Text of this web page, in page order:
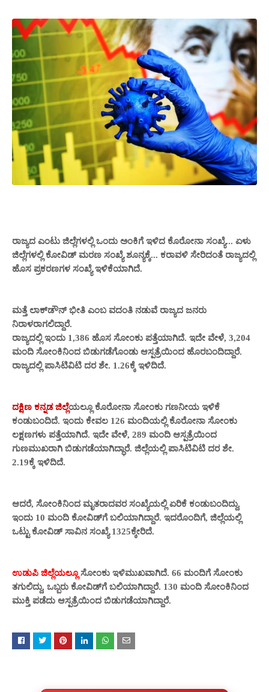
ರಾಜ್ಯದ ಎಂಟು ಜಿಲ್ಲೆಗಳಲ್ಲಿ ಒಂದು ಅಂಕಿಗೆ ಇಳಿದ ಕೊರೋನಾ ಸಂಖ್ಯೆ... ಏಳು
ಜಿಲ್ಲೆಗಳಲ್ಲಿ ಕೋವಿಡ್ ಮರಣ ಸಂಖ್ಯೆ ಶೂನ್ಯಕ್ಕೆ... ಕರಾವಳಿ ಸೇರಿದಂತೆ ರಾಜ್ಯದಲ್ಲಿ
ಹೊಸ ಪ್ರಕರಣಗಳ ಸಂಖ್ಯೆ ಇಳಿಕೆಯಾಗಿದೆ.
ಮತ್ತೆ ಲಾಕ್‌ಡೌನ್ ಭೀತಿ ಎಂಬ ವದಂತಿ ನಡುವೆ ರಾಜ್ಯದ ಜನರು
ನಿರಾಳರಾಗಲಿದ್ದಾರೆ.
ರಾಜ್ಯದಲ್ಲಿ ಇಂದು 1,386 ಹೊಸ ಸೋಂಕು ಪತ್ತೆಯಾಗಿದೆ. ಇದೇ ವೇಳೆ, 3,204
ಮಂದಿ ಸೋಂಕಿನಿಂದ ಬಿಡುಗಡೆಗೊಂಡು ಆಸ್ಪತ್ರೆಯಿಂದ ಹೊರಬಂದಿದ್ದಾರೆ.
ರಾಜ್ಯದಲ್ಲಿ ಪಾಸಿಟಿವಿಟಿ ದರ ಶೇ. 1.26ಕ್ಕೆ ಇಳಿದಿದೆ.
ದಕ್ಷಿಣ ಕನ್ನಡ ಜಿಲ್ಲೆಯಲ್ಲೂ ಕೊರೋನಾ ಸೋಂಕು ಗಣನೀಯ ಇಳಿಕೆ
ಕಂಡುಬಂದಿದೆ. ಇಂದು ಕೇವಲ 126 ಮಂದಿಯಲ್ಲಿ ಕೊರೋನಾ ಸೋಂಕು
ಲಕ್ಷಣಗಳು ಪತ್ತೆಯಾಗಿದೆ. ಇದೇ ವೇಳೆ, 289 ಮಂದಿ ಆಸ್ಪತ್ರೆಯಿಂದ
ಗುಣಮುಖರಾಗಿ ಬಿಡುಗಡೆಯಾಗಿದ್ಧಾರೆ. ಜಿಲ್ಲೆಯಲ್ಲಿ ಪಾಸಿಟಿವಿಟಿ ದರ ಶೇ.
2.19ಕ್ಕೆ ಇಳಿದಿದೆ.
ಆದರೆ, ಸೋಂಕಿನಿಂದ ಮೃತರಾದವರ ಸಂಖ್ಯೆಯಲ್ಲಿ ಏರಿಕೆ ಕಂಡುಬಂದಿದ್ದು,
ಇಂದು 10 ಮಂದಿ ಕೋವಿಡ್‌ಗೆ ಬಲಿಯಾಗಿದ್ದಾರೆ. ಇದರೊಂದಿಗೆ, ಜಿಲ್ಲೆಯಲ್ಲಿ
ಒಟ್ಟು ಕೋವಿಡ್ ಸಾವಿನ ಸಂಖ್ಯೆ 1325ಕ್ಕೇರಿದೆ.
ಉಡುಪಿ ಜಿಲ್ಲೆಯಲ್ಲೂ ಸೋಂಕು ಇಳಿಮುಖವಾಗಿದೆ. 66 ಮಂದಿಗೆ ಸೋಂಕು
ತಗುಲಿದ್ದು, ಒಬ್ಬರು ಕೋವಿಡ್‌ಗೆ ಬಲಿಯಾಗಿದ್ದಾರೆ. 130 ಮಂದಿ ಸೋಂಕಿನಿಂದ
ಮುಕ್ತಿ ಪಡೆದು ಆಸ್ಪತ್ರೆಯಿಂದ ಬಿಡುಗಡೆಯಾಗಿದ್ದಾರೆ.